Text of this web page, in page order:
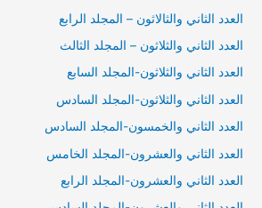
العدد الثاني والثالاثون – المجلد الرابع
العدد الثاني والثلاثون – المجلد الثالث
العدد الثاني والثلاثون-المجلد السابع
العدد الثاني والثلاثون-المجلد السادس
العدد الثاني والخمسون-المجلد السادس
العدد الثاني والعشرون-المجلد الخامس
العدد الثاني والعشرون-المجلد الرابع